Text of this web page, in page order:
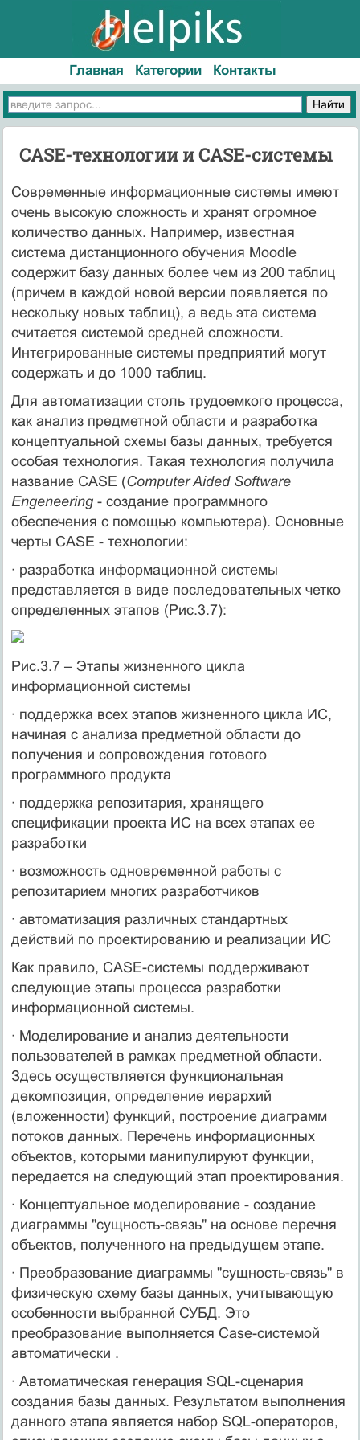
Главная Категории Контакты
CASE-технологии и CASE-системы
Современные информационные системы имеют
очень высокую сложность и хранят огромное
количество данных. Например, известная
система дистанционного обучения Moodle
содержит базу данных более чем из 200 таблиц
(причем в каждой новой версии появляется по
нескольку новых таблиц), а ведь эта система
считается системой средней сложности.
Интегрированные системы предприятий могут
содержать и до 1000 таблиц.
Для автоматизации столь трудоемкого процесса,
как анализ предметной области и разработка
концептуальной схемы базы данных, требуется
особая технология. Такая технология получила
название CASE (Computer Aided Software
Engeneering- создание программного
обеспечения с помощью компьютера). Основные
черты CASE - технологии:
· разработка информационной системы
представляется в виде последовательных четко
определенных этапов (Рис.3.7):
Рис.3.7 – Этапы жизненного цикла
информационной системы
· поддержка всех этапов жизненного цикла ИС,
начиная с анализа предметной области до
получения и сопровождения готового
программного продукта
· поддержка репозитария, хранящего
спецификации проекта ИС на всех этапах ее
разработки
· возможность одновременной работы с
репозитарием многих разработчиков
· автоматизация различных стандартных
действий по проектированию и реализации ИС
Как правило, CASE-системы поддерживают
следующие этапы процесса разработки
информационной системы.
· Моделирование и анализ деятельности
пользователей в рамках предметной области.
Здесь осуществляется функциональная
декомпозиция, определение иерархий
(вложенности) функций, построение диаграмм
потоков данных. Перечень информационных
объектов, которыми манипулируют функции,
передается на следующий этап проектирования.
· Концептуальное моделирование - создание
диаграммы "сущность-связь" на основе перечня
объектов, полученного на предыдущем этапе.
· Преобразование диаграммы "сущность-связь" в
физическую схему базы данных, учитывающую
особенности выбранной СУБД. Это
преобразование выполняется Case-системой
автоматически .
· Автоматическая генерация SQL-сценария
создания базы данных. Результатом выполнения
данного этапа является набор SQL-операторов,